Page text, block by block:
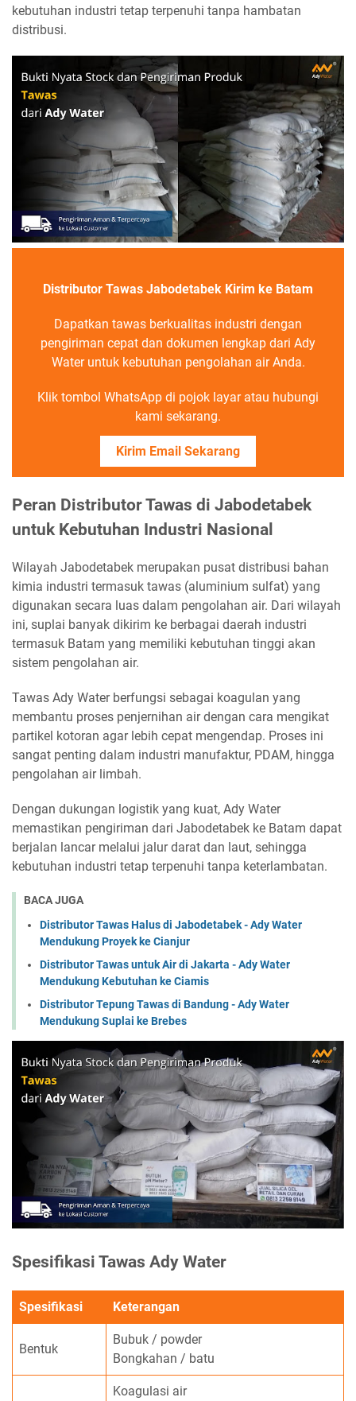
kebutuhan industri tetap terpenuhi tanpa hambatan
distribusi.
Distributor Tawas Jabodetabek Kirim ke Batam
Dapatkan tawas berkualitas industri dengan
pengiriman cepat dan dokumen lengkap dari Ady
Water untuk kebutuhan pengolahan air Anda.
Klik tombol WhatsApp di pojok layar atau hubungi
kami sekarang.
Kirim Email Sekarang
Peran Distributor Tawas di Jabodetabek
untuk Kebutuhan Industri Nasional
Wilayah Jabodetabek merupakan pusat distribusi bahan
kimia industri termasuk tawas (aluminium sulfat) yang
digunakan secara luas dalam pengolahan air. Dari wilayah
ini, suplai banyak dikirim ke berbagai daerah industri
termasuk Batam yang memiliki kebutuhan tinggi akan
sistem pengolahan air.
Tawas Ady Water berfungsi sebagai koagulan yang
membantu proses penjernihan air dengan cara mengikat
partikel kotoran agar lebih cepat mengendap. Proses ini
sangat penting dalam industri manufaktur, PDAM, hingga
pengolahan air limbah.
Dengan dukungan logistik yang kuat, Ady Water
memastikan pengiriman dari Jabodetabek ke Batam dapat
berjalan lancar melalui jalur darat dan laut, sehingga
kebutuhan industri tetap terpenuhi tanpa keterlambatan.
BACA JUGA
Distributor Tawas Halus di Jabodetabek - Ady Water
Mendukung Proyek ke Cianjur
Distributor Tawas untuk Air di Jakarta - Ady Water
Mendukung Kebutuhan ke Ciamis
Distributor Tepung Tawas di Bandung - Ady Water
Mendukung Suplai ke Brebes
Spesifikasi Tawas Ady Water
Spesifikasi Keterangan
Bentuk
Bubuk / powder
Bongkahan / batu
Koagulasi air